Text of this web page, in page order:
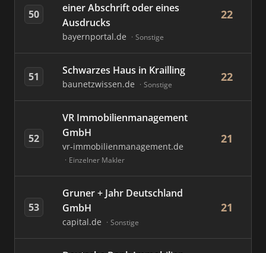
50
einer Abschrift oder eines
Ausdrucks
bayernportal.de Sonstige
22
51 Schwarzes Haus in Krailling
baunetzwissen.de Sonstige
22
52
VR Immobilienmanagement
GmbH
vr-immobilienmanagement.de
Einzelner Makler
21
53
Gruner + Jahr Deutschland
GmbH
capital.de Sonstige
21